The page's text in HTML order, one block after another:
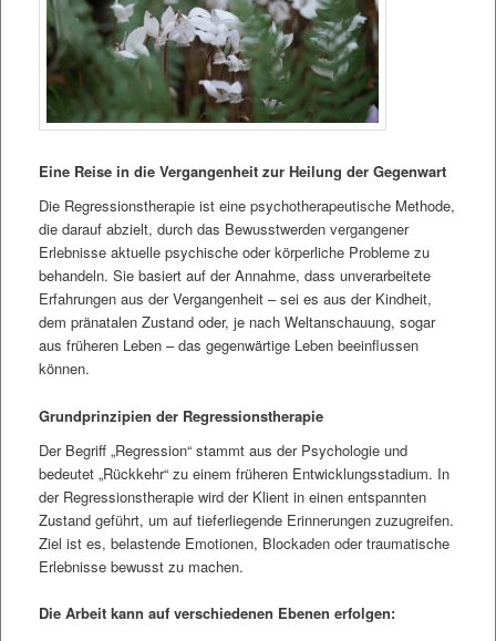
Eine Reise in die Vergangenheit zur Heilung der Gegenwart
Die Regressionstherapie ist eine psychotherapeutische Methode,
die darauf abzielt, durch das Bewusstwerden vergangener
Erlebnisse aktuelle psychische oder körperliche Probleme zu
behandeln. Sie basiert auf der Annahme, dass unverarbeitete
Erfahrungen aus der Vergangenheit – sei es aus der Kindheit,
dem pränatalen Zustand oder, je nach Weltanschauung, sogar
aus früheren Leben – das gegenwärtige Leben beeinflussen
können.
Grundprinzipien der Regressionstherapie
Der Begriff „Regression“ stammt aus der Psychologie und
bedeutet „Rückkehr“ zu einem früheren Entwicklungsstadium. In
der Regressionstherapie wird der Klient in einen entspannten
Zustand geführt, um auf tieferliegende Erinnerungen zuzugreifen.
Ziel ist es, belastende Emotionen, Blockaden oder traumatische
Erlebnisse bewusst zu machen.
Die Arbeit kann auf verschiedenen Ebenen erfolgen: